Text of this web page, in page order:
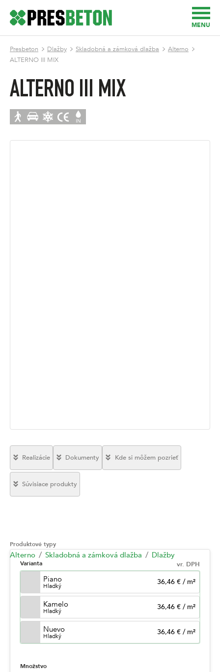
MENU
Presbeton Dlažby Skladobná a zámková dlažba
Alterno
ALTERNO III MIX
ALTERNO III MIX
Produktové typy
Alterno Skladobná a zámková dlažba Dlažby
Varianta vr. DPH
Piano
Hladký 36,46 € / m²
Kamelo
Hladký 36,46 € / m²
Nuevo
Hladký 36,46 € / m²
Množstvo
Realizácie Dokumenty Kde si môžem pozrieť
Súvisiace produkty